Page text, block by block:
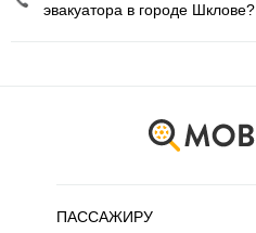
эвакуатора в городе Шклове?
ПАССАЖИРУ